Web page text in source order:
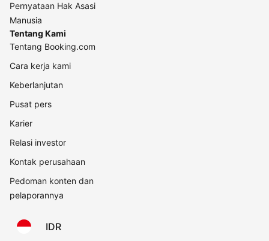
Pernyataan Hak Asasi
Manusia
Tentang Kami
Tentang Booking.com
Cara kerja kami
Keberlanjutan
Pusat pers
Karier
Relasi investor
Kontak perusahaan
Pedoman konten dan
pelaporannya
IDR